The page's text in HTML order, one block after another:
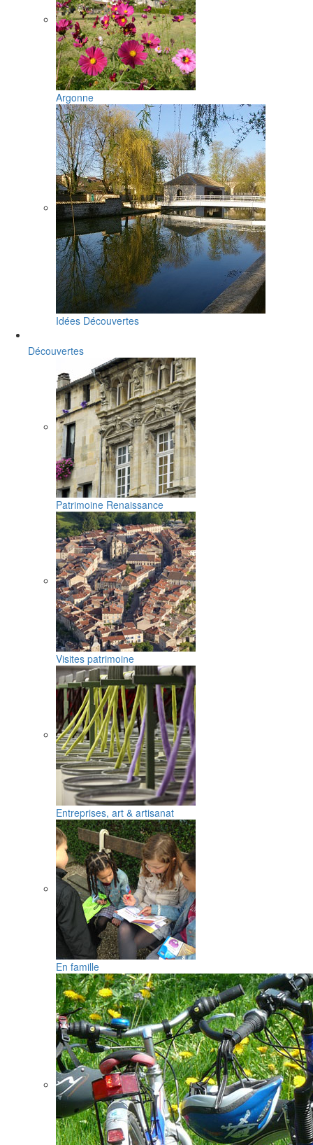
Argonne
Idées Découvertes
Découvertes
Patrimoine Renaissance
Visites patrimoine
Entreprises, art & artisanat
En famille